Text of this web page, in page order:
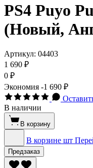
PS4 Puyo
(Новый,
Артикул: 04403
1 690 ₽
0 ₽
Экономия -1 690 ₽
В наличии
В корзину
В корзине шт
Предзаказ